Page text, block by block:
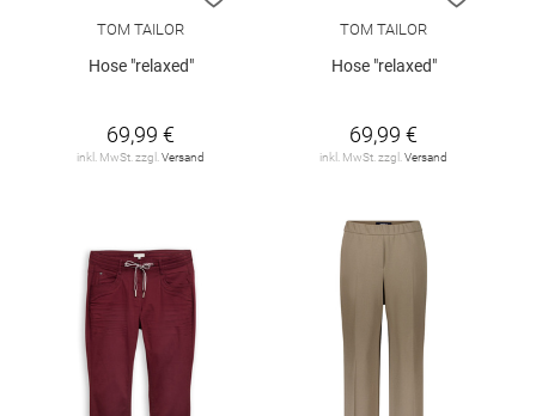
TOM TAILOR
Hose "relaxed"
69,99 €
inkl. MwSt. zzgl.Versand
TOM TAILOR
Hose "relaxed"
69,99 €
inkl. MwSt. zzgl.Versand